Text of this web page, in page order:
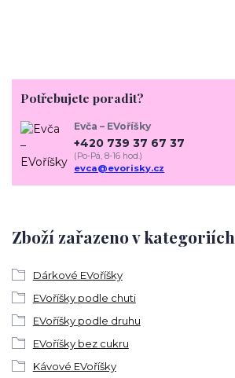
Zboží zařazeno v kategoriích
Dárkové EVoříšky
EVoříšky podle chuti
EVoříšky podle druhu
EVoříšky bez cukru
Kávové EVoříšky
Potřebujete poradit?
Evča – EVoříšky
+420 739 37 67 37
(Po-Pá, 8-16 hod.)
evca@evorisky.cz